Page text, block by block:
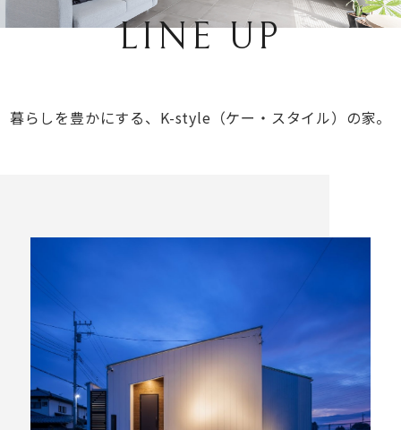
LINE UP
暮らしを豊かにする、 K-style（ケー・スタイル）の家。